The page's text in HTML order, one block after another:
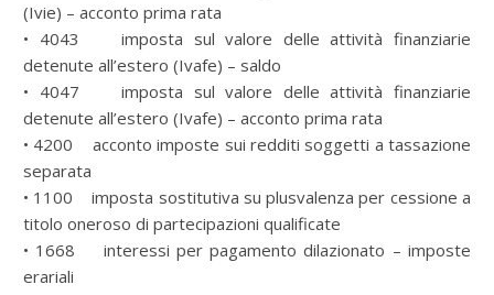
(Ivie) – acconto prima rata
• 4043 imposta sul valore delle attività finanziarie
detenute all’estero (Ivafe) – saldo
• 4047 imposta sul valore delle attività finanziarie
detenute all’estero (Ivafe) – acconto prima rata
• 4200 acconto imposte sui redditi soggetti a tassazione
separata
• 1100 imposta sostitutiva su plusvalenza per cessione a
titolo oneroso di partecipazioni qualificate
• 1668 interessi per pagamento dilazionato – imposte
erariali